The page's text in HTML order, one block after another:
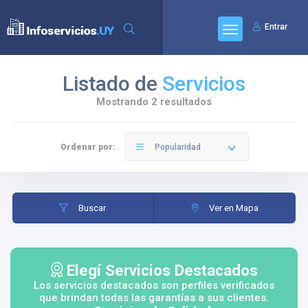
Entrar
Listado de Servicios
Mostrando 2 resultados
Ordenar por: Popularidad
Buscar Ver en Mapa
Elegí Servicios Destacados
Los servicios destacados son perfiles verificados
que brindan todas las garantías a sus clientes.